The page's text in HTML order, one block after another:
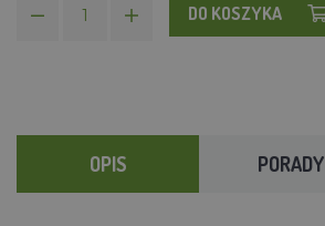
DO KOSZYKA
OPIS PORADY